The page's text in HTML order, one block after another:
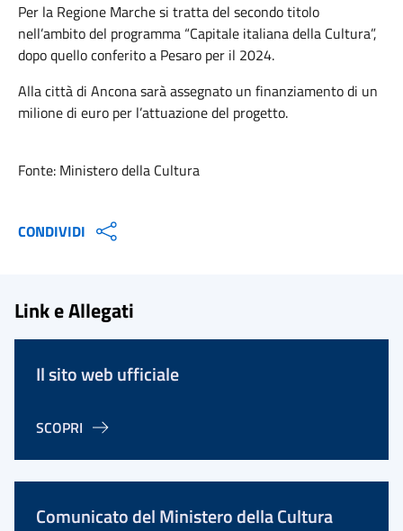
Per la Regione Marche si tratta del secondo titolo
nell’ambito del programma “Capitale italiana della Cultura”,
dopo quello conferito a Pesaro per il 2024.
Alla città di Ancona sarà assegnato un finanziamento di un
milione di euro per l’attuazione del progetto.
Fonte: Ministero della Cultura
CONDIVIDI
Link e Allegati
Il sito web ufficiale
SCOPRI
Comunicato del Ministero della Cultura